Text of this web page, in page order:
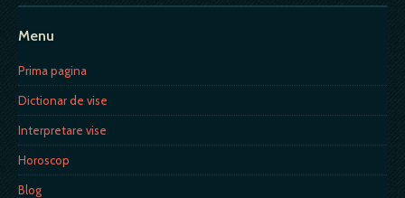
Menu
Prima pagina
Dictionar de vise
Interpretare vise
Horoscop
Blog